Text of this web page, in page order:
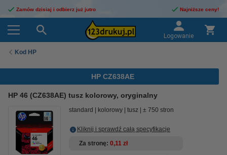
Zamów dzisiaj i odbierz już jutro Najniższe ceny!
Logowanie
Kod HP
HP CZ638AE
HP 46 (CZ638AE) tusz kolorowy, oryginalny
standard kolorowy tusz ± 750 stron
Kliknij i sprawdź całą specyfikacje
Za stronę 0,11 zł